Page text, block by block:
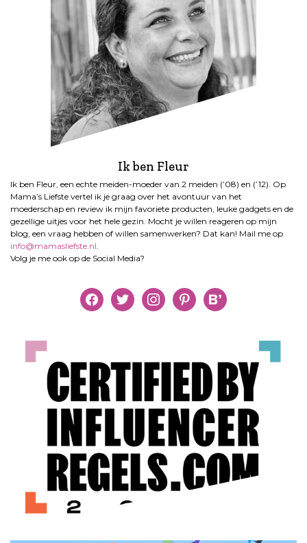
Ik ben Fleur
Ik ben Fleur, een echte meiden-moeder van 2 meiden (’08) en (’12). Op
Mama’s Liefste vertel ik je graag over het avontuur van het
moederschap en review ik mijn favoriete producten, leuke gadgets en de
gezellige uitjes voor het hele gezin. Mocht je willen reageren op mijn
blog, een vraag hebben of willen samenwerken? Dat kan! Mail me op
info@mamasliefste.nl.
Volg je me ook op de Social Media?
facebooktwitter instagrampinterestbloglovin